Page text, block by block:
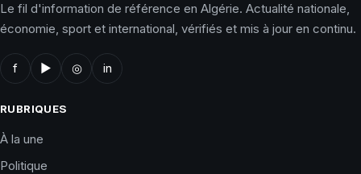
Le fil d'information de référence en Algérie. Actualité nationale,
économie, sport et international, vérifiés et mis à jour en continu.
f ▶ ◎ in
RUBRIQUES
À la une
Politique